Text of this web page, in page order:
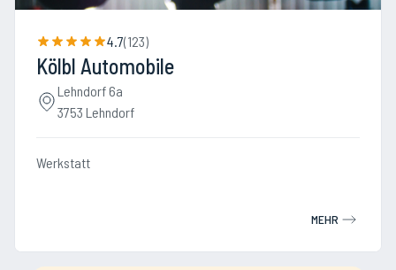
4.7(123)
Kölbl Automobile
Lehndorf 6a
3753 Lehndorf
Werkstatt
MEHR